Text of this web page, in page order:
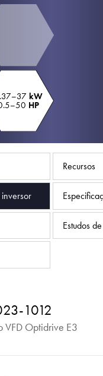
kW
HP
Recursos
Estudos
1012
VFD Optidrive E3